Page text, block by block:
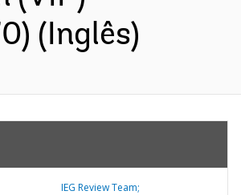
(Inglês)
IEG Review Team;